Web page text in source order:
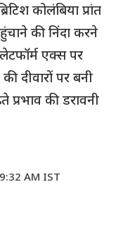
कोलंबिया प्रांत
की निंदा करने
एक्स पर
दीवारों पर बनी
प्रभाव की डरावनी
AM IST